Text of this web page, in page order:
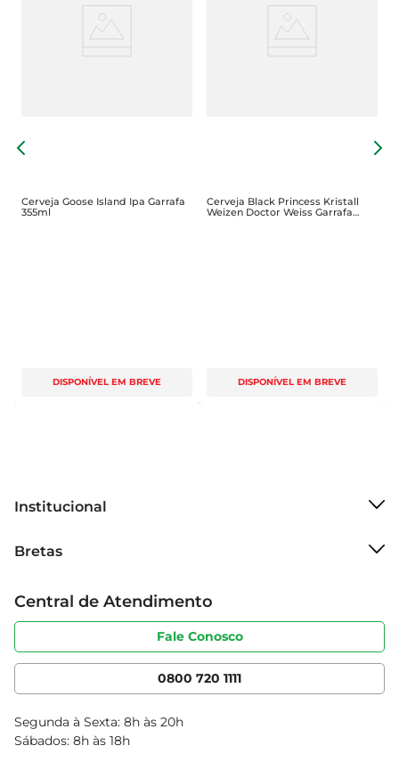
Cerveja Goose Island Ipa Garrafa
355ml
DISPONÍVEL EM BREVE
Cerveja Black Princess Kristall
Weizen Doctor Weiss Garrafa
600ml
DISPONÍVEL EM BREVE
Institucional
Grupo Cencosud
Sobre privacidade
Portal do fornecedor
Cencosud Media
Bretas
Produtos Bretas
Código de ética
Serviços
Clube Bretas
Blog Bretas
Black Friday
Central de Atendimento
Fale Conosco
0800 720 1111
Segunda à Sexta: 8h às 20h
Sábados: 8h às 18h